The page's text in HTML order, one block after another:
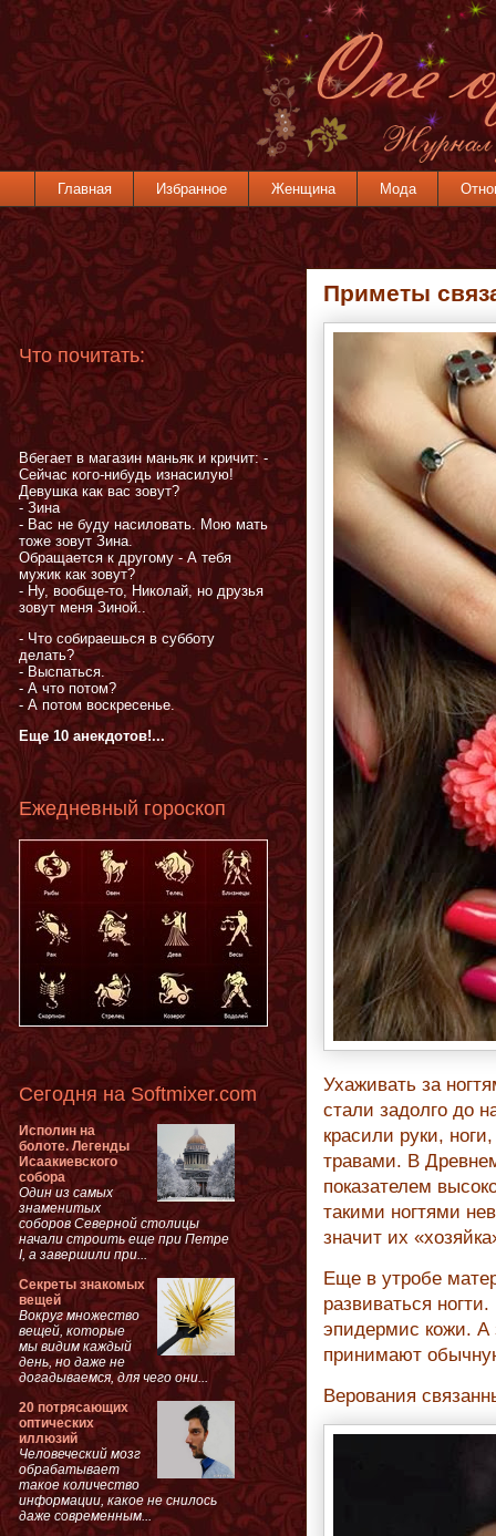
Главная Избранное Женщина Мода
Приметы
Ухаживать за
стали задолго до
красили руки,
травами. В
показателем
такими ногтями
значит их
Еще в утробе
развиваться
эпидермис кожи. А
принимают
Верования
Что почитать:
Вбегает в магазин маньяк и кричит: -
Сейчас кого-нибудь изнасилую!
Девушка как вас зовут?
- Зина
- Вас не буду насиловать. Мою мать
тоже зовут Зина.
Обращается к другому - А тебя
мужик как зовут?
- Ну, вообще-то, Николай, но друзья
зовут меня Зиной..
- Что собираешься в субботу
делать?
- Выспаться.
- А что потом?
- А потом воскресенье.
Еще 10 анекдотов!...
Ежедневный гороскоп
Сегодня на Softmixer.com
Исполин на
болоте. Легенды
Исаакиевского
собора
Один из самых
знаменитых
соборов Северной столицы
начали строить еще при Петре
I, а завершили при...
Секреты знакомых
вещей
Вокруг множество
вещей, которые
мы видим каждый
день, но даже не
догадываемся, для чего они...
20 потрясающих
оптических
иллюзий
Человеческий мозг
обрабатывает
такое количество
информации, какое не снилось
даже современным...